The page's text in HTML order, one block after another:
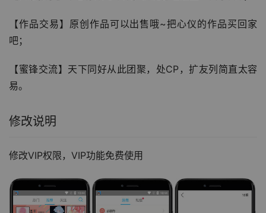
【作品交易】原创作品可以出售哦~把心仪的作品买回家
吧；
【蜜锋交流】天下同好从此团聚，处CP，扩友列简直太容
易。
修改说明
修改VIP权限，VIP功能免费使用